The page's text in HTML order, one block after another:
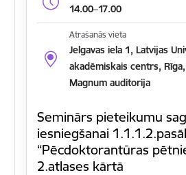
14.00–17.00
Atrašanās vieta
Jelgavas iela 1, Latvijas
akadēmiskais centrs,
Magnum auditorija
Seminārs pieteikumu
iesniegšanai
“Pēcdoktorantūras
2.atlases kārtā